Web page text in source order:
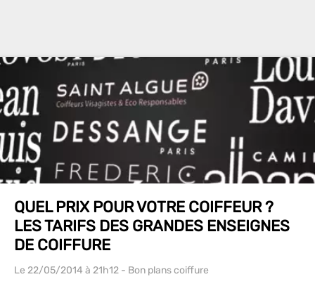
QUEL PRIX POUR VOTRE COIFFEUR ?
LES TARIFS DES GRANDES ENSEIGNES
DE COIFFURE
Le 22/05/2014 à 21h12 - Bon plans coiffure